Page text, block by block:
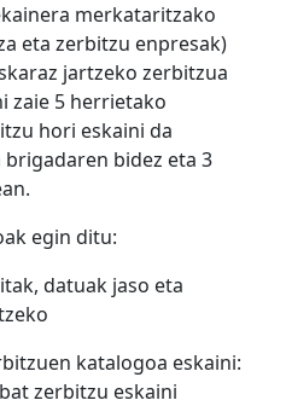
merkataritzako
eta zerbitzu enpresak)
jartzeko zerbitzua
zaie 5 herrietako
hori eskaini da
bidez eta 3
egin ditu:
datuak jaso eta
katalogoa eskaini:
zerbitzu eskaini